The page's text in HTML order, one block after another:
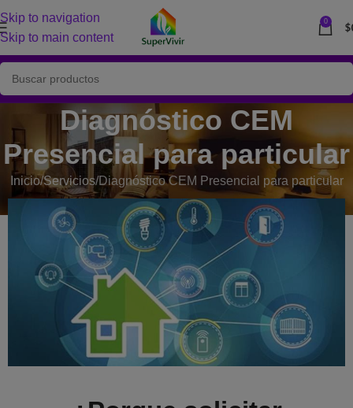
Skip to navigation
Skip to main content
0 $
Diagnóstico CEM
Presencial para particular
Inicio Servicios Diagnóstico CEM Presencial para particular